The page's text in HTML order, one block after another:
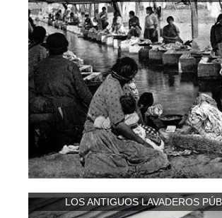
LOS ANTIGUOS LAVADEROS